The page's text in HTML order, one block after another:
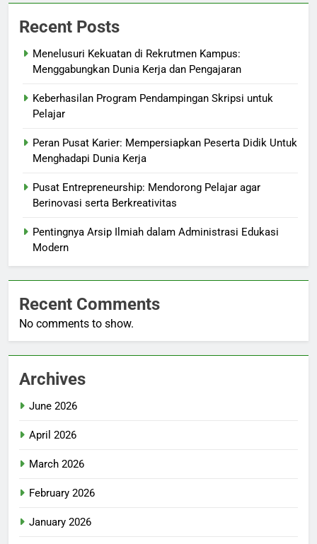
Recent Posts
Menelusuri Kekuatan di Rekrutmen Kampus:
Menggabungkan Dunia Kerja dan Pengajaran
Keberhasilan Program Pendampingan Skripsi untuk
Pelajar
Peran Pusat Karier: Mempersiapkan Peserta Didik Untuk
Menghadapi Dunia Kerja
Pusat Entrepreneurship: Mendorong Pelajar agar
Berinovasi serta Berkreativitas
Pentingnya Arsip Ilmiah dalam Administrasi Edukasi
Modern
Recent Comments
No comments to show.
Archives
June 2026
April 2026
March 2026
February 2026
January 2026